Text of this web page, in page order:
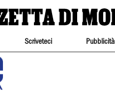
Scriveteci Pubblicità